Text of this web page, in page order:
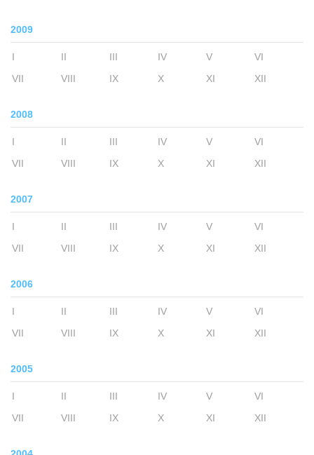
2009
I II III IV V
VI
VII
VIII IX X XI XII
2008
I II III IV V
VI
VII
VIII IX X XI XII
2007
I II III IV V
VI
VII
VIII IX X XI XII
2006
I II III IV V
VI
VII
VIII IX X XI XII
2005
I II III IV V
VI
VII
VIII IX X XI XII